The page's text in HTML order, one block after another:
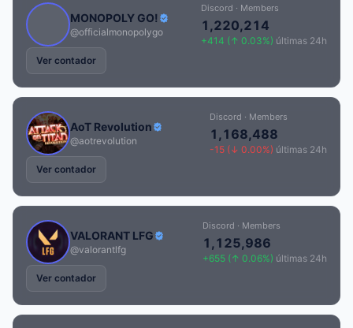
MONOPOLY GO!
@officialmonopolygo
Discord · Members
1,220,214
+414 (↑ 0.03%) últimas 24h
Ver contador
AoT Revolution
@aotrevolution
Discord · Members
1,168,488
-15 (↓ 0.00%) últimas 24h
Ver contador
VALORANT LFG
@valorantlfg
Discord · Members
1,125,986
+655 (↑ 0.06%) últimas 24h
Ver contador